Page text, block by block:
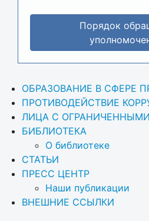
Порядок
ОБРАЗОВАНИЕ В СФЕРЕ
ПРОТИВОДЕЙСТВИЕ
ЛИЦА С
БИБЛИОТЕКА
О библиотеке
СТАТЬИ
ПРЕСС ЦЕНТР
Наши публикации
ВНЕШНИЕ ССЫЛКИ